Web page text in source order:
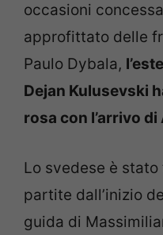
occasioni
approfittato delle
Paulo Dybala,
Dejan Kulusevski
rosa con l’arrivo
Lo svedese è
partite dall’inizio
guida di